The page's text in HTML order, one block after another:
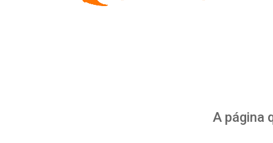
A página